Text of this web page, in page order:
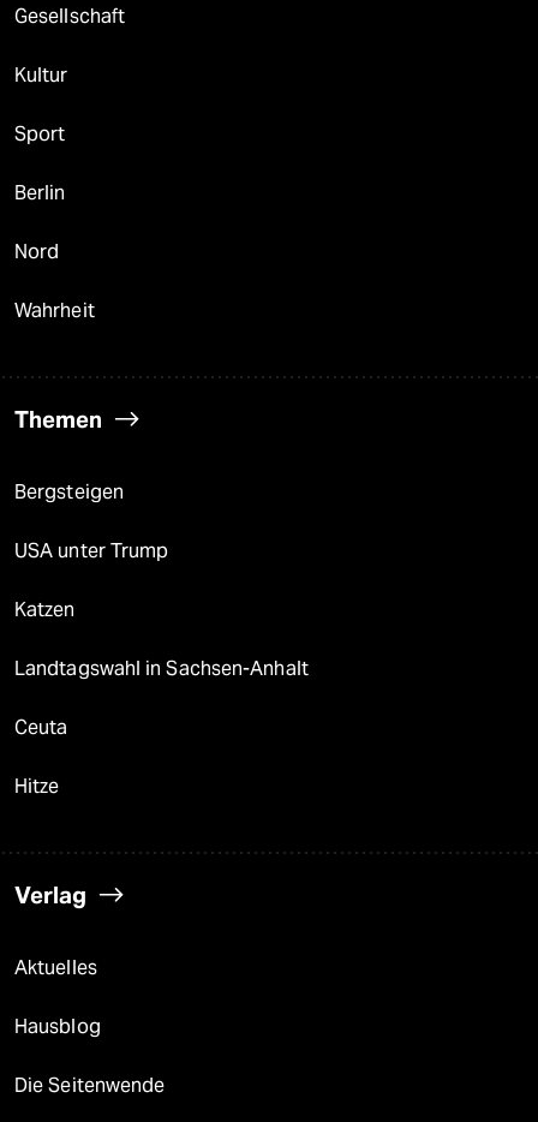
Gesellschaft
Kultur
Sport
Berlin
Nord
Wahrheit
Themen
Bergsteigen
USA unter Trump
Katzen
Landtagswahl in Sachsen-Anhalt
Ceuta
Hitze
Verlag
Aktuelles
Hausblog
Die Seitenwende